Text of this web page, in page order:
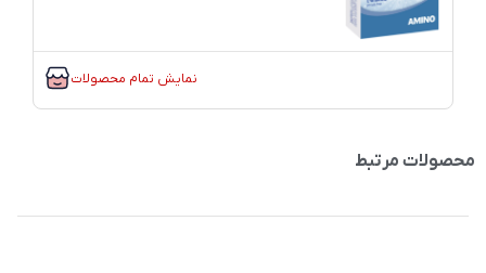
نمایش تمام محصولات
محصولات مرتبط